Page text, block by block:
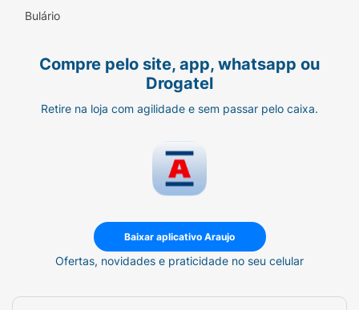
Bulário
Compre pelo site, app, whatsapp ou
Drogatel
Retire na loja com agilidade e sem passar pelo caixa.
Baixar aplicativo Araujo
Ofertas, novidades e praticidade no seu celular